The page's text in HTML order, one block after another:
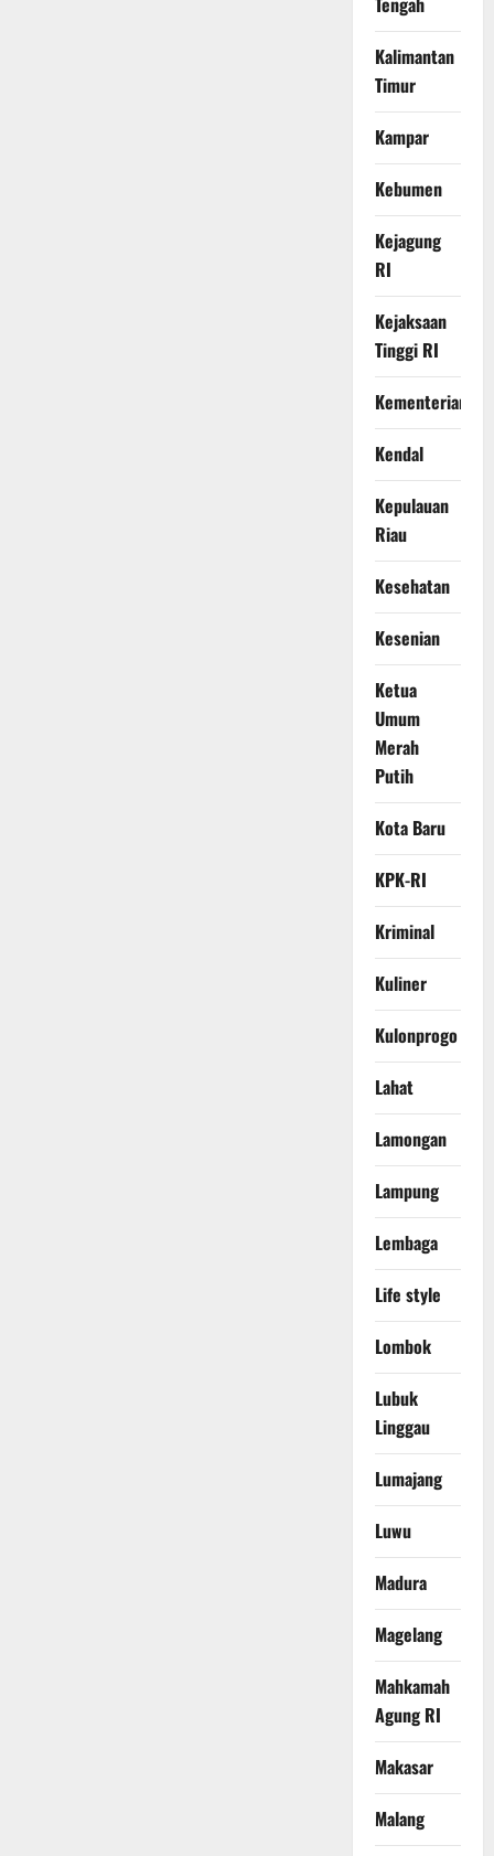
Kalimantan
Timur
Kampar
Kebumen
Kejagung
RI
Kejaksaan
Tinggi RI
Kementerian
Kendal
Kepulauan
Riau
Kesehatan
Kesenian
Ketua
Umum
Merah
Putih
Kota Baru
KPK-RI
Kriminal
Kuliner
Kulonprogo
Lahat
Lamongan
Lampung
Lembaga
Life style
Lombok
Lubuk
Linggau
Lumajang
Luwu
Madura
Magelang
Mahkamah
Agung RI
Makasar
Malang